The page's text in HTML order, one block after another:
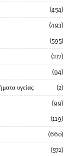
454
493
595
217
94
υγείας 2
99
119
660
572